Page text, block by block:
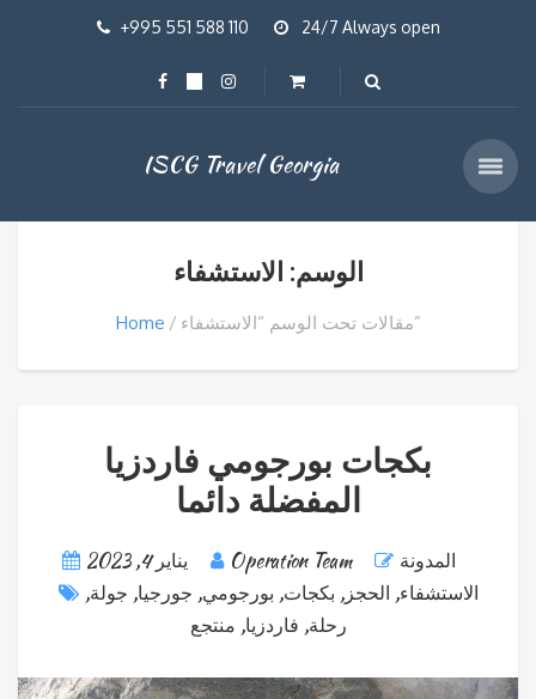
+995 551 588 110 24/7 Always open
ISCG Travel Georgia
الوسم: الاستشفاء
Home مقالات تحت الوسم “الاستشفاء”
بكجات بورجومي فاردزيا
المفضلة دائما
يناير 4, 2023 Operation Team
المدونة
الاستشفاء, الحجز, بكجات, بورجومي, جورجيا, جولة,
رحلة, فاردزيا, منتجع